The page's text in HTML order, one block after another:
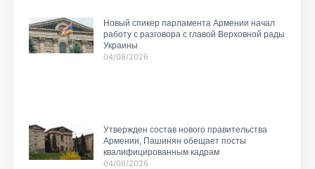
Новый спикер парламента Армении начал
работу с разговора с главой Верховной рады
Украины
04/08/2026
Утвержден состав нового правительства
Армении, Пашинян обещает посты
квалифицированным кадрам
04/08/2026